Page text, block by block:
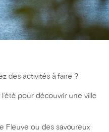
des activités à faire ?
pour découvrir une ville
Fleuve ou des savoureux